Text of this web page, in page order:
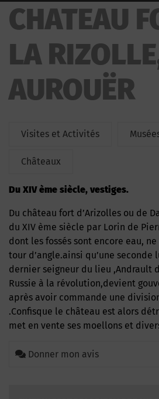
CHATEAU
LA
AUROUËR
Visites et Activités
Châteaux
du XIV ème siècle, vestiges.
Du château fort d’Arizolles ou de Darizolles, élevé à la fin
du XIV ème siècle par Lorin de
dont les fossés sont encore eau,
tour d’angle.ainsi qu’une seconde
dernier seigneur du lieu ,Andrault
Russie à la révolution,devient
après avoir commande une
.Confisque le château est alors
met en vente ses moellons et
Donner mon avis